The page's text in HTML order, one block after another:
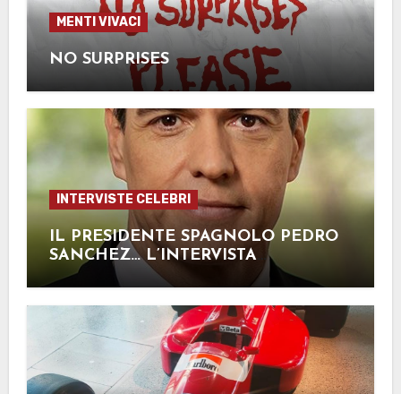
MENTI VIVACI
NO SURPRISES
INTERVISTE CELEBRI
IL PRESIDENTE SPAGNOLO PEDRO
SANCHEZ… L’INTERVISTA
IMMAGINATA